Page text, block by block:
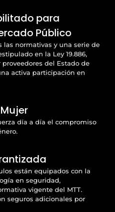
para
Público
las normativas y una serie de
en la Ley 19.886,
del Estado de
activa participación en
día a día el compromiso
están equipados con la
en seguridad,
vigente del MTT.
seguros adicionales por